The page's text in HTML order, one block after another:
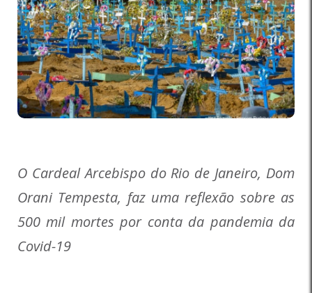
O Cardeal Arcebispo do Rio de Janeiro, Dom
Orani Tempesta, faz uma reflexão sobre as
500 mil mortes por conta da pandemia da
Covid-19